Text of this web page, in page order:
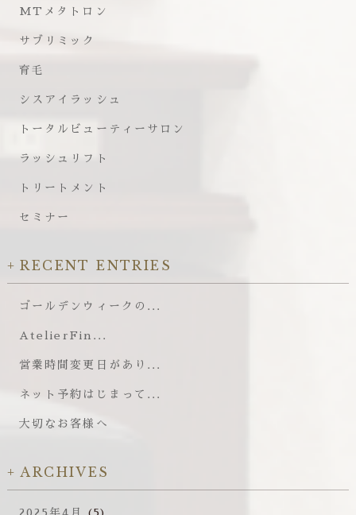
MTメタトロン
サブリミック
育毛
シスアイラッシュ
トータルビューティーサロン
ラッシュリフト
トリートメント
セミナー
RECENT ENTRIES
ゴールデンウィークの...
AtelierFin...
営業時間変更日があり...
ネット予約はじまって...
大切なお客様へ
ARCHIVES
2025年4月 (5)